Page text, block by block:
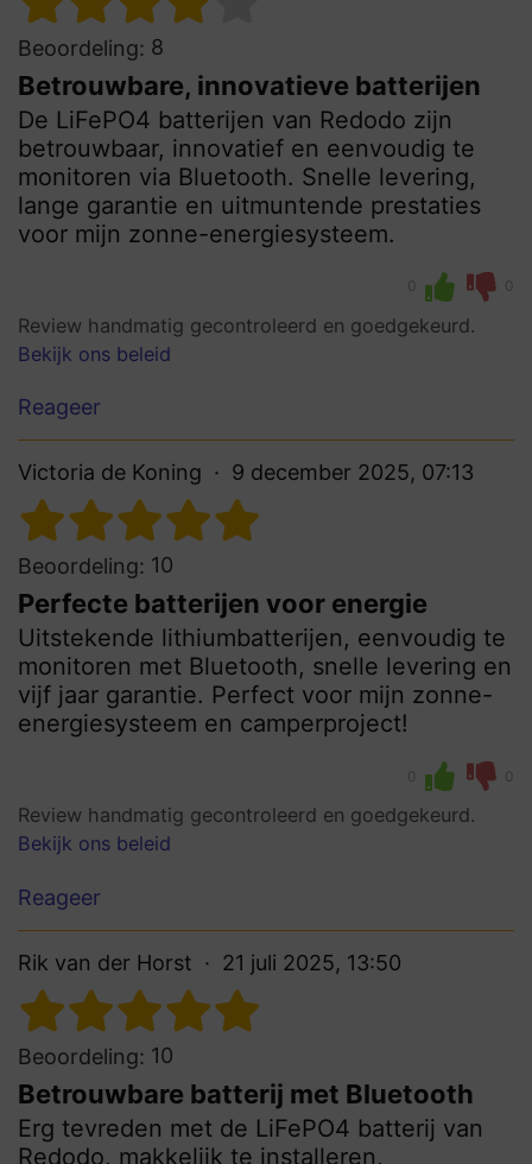
Beoordeling: 8
Betrouwbare, innovatieve batterijen
De LiFePO4 batterijen van Redodo zijn
betrouwbaar, innovatief en eenvoudig te
monitoren via Bluetooth. Snelle levering,
lange garantie en uitmuntende prestaties
voor mijn zonne-energiesysteem.
0 0
Review handmatig gecontroleerd en goedgekeurd.
Bekijk ons beleid
Reageer
Victoria de Koning 9 december 2025, 07:13
Beoordeling: 10
Perfecte batterijen voor energie
Uitstekende lithiumbatterijen, eenvoudig te
monitoren met Bluetooth, snelle levering en
vijf jaar garantie. Perfect voor mijn zonne-
energiesysteem en camperproject!
0 0
Review handmatig gecontroleerd en goedgekeurd.
Bekijk ons beleid
Reageer
Rik van der Horst 21 juli 2025, 13:50
Beoordeling: 10
Betrouwbare batterij met Bluetooth
Erg tevreden met de LiFePO4 batterij van
Redodo, makkelijk te installeren,